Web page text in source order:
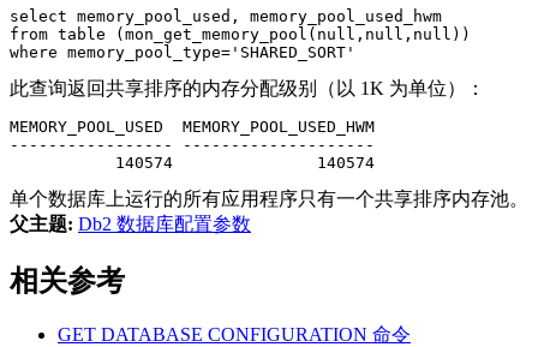
select memory_pool_used, memory_pool_used_hwm
from table (mon_get_memory_pool(null,null,null))
where memory_pool_type='SHARED_SORT'
此查询返回共享排序的内存分配级别（以 1K 为单位）：
MEMORY_POOL_USED  MEMORY_POOL_USED_HWM
----------------- --------------------
           140574               140574
单个数据库上运行的所有应用程序只有一个共享排序内存池。
父主题: Db2 数据库配置参数
相关参考
GET DATABASE CONFIGURATION 命令